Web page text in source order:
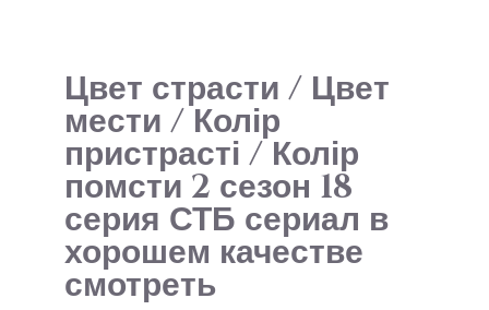
Цвет страсти / Цвет
мести / Колір
пристрасті / Колір
помсти 2 сезон 18
серия СТБ сериал в
хорошем качестве
смотреть